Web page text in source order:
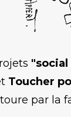
"social
Toucher
par la